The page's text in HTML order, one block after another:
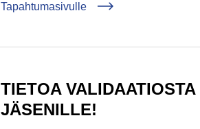
Tapahtumasivulle
TIETOA
JÄSENILLE!